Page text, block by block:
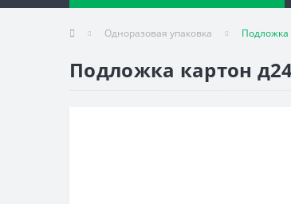
Одноразовая упаковка Подложка
Подложка картон